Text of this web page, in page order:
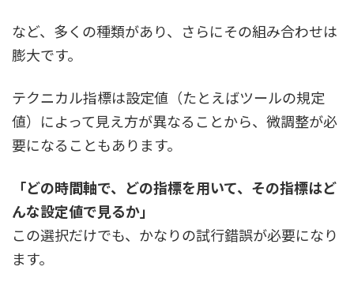
など、多くの種類があり、さらにその組み合わせは
膨大です。
テクニカル指標は設定値（たとえばツールの規定
値）によって見え方が異なることから、微調整が必
要になることもあります。
「どの時間軸で、どの指標を用いて、その指標はど
んな設定値で見るか」
この選択だけでも、かなりの試行錯誤が必要になり
ます。